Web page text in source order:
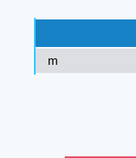
m